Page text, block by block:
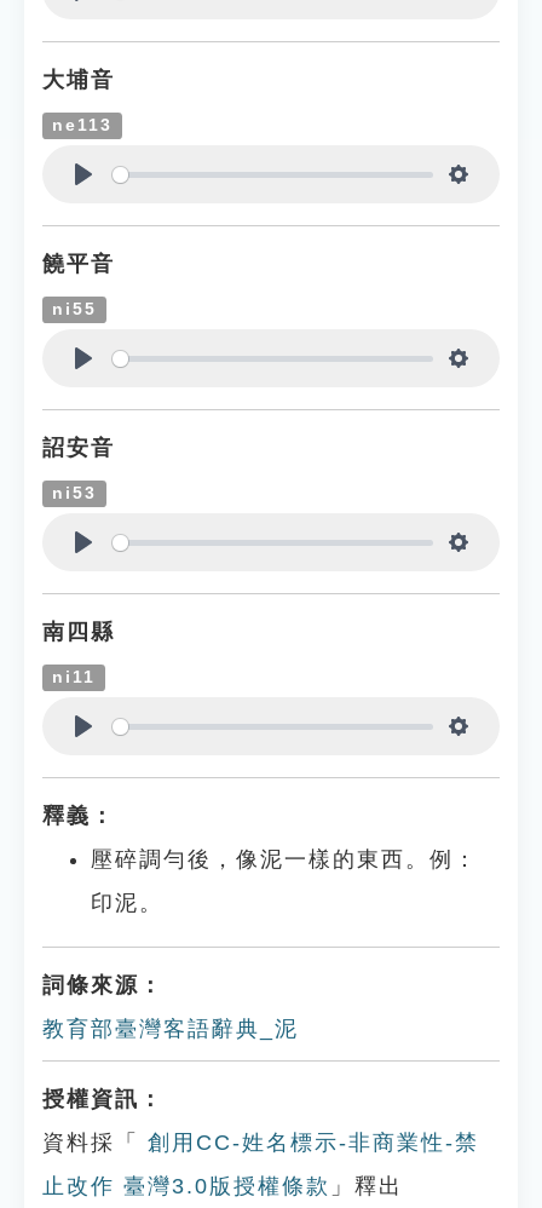
大埔音
ne113
饒平音
ni55
詔安音
ni53
南四縣
ni11
釋義：
壓碎調勻後，像泥一樣的東西。例：
印泥。
詞條來源：
教育部臺灣客語辭典_泥
授權資訊：
資料採「
創用CC-姓名標示-非商業性-禁
止改作 臺灣3.0版授權條款 」釋出